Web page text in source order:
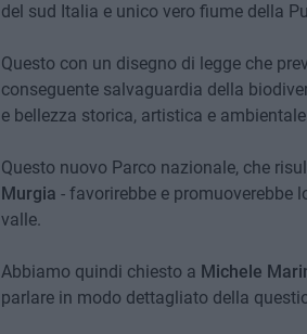
del sud Italia e unico vero fiume della
Questo con un disegno di legge che
conseguente salvaguardia della
e bellezza storica, artistica e
Questo nuovo Parco nazionale, che
Murgia - favorirebbe e promuoverebbe
valle.
Abbiamo quindi chiesto a Michele
parlare in modo dettagliato della